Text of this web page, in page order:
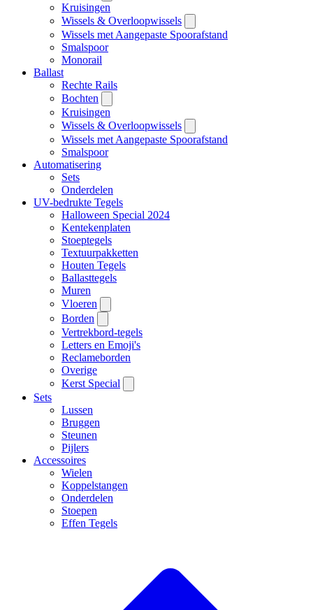
Kruisingen
Wissels & Overloopwissels
Wissels met Aangepaste Spoorafstand
Smalspoor
Monorail
Ballast
Rechte Rails
Bochten
Kruisingen
Wissels & Overloopwissels
Wissels met Aangepaste Spoorafstand
Smalspoor
Automatisering
Sets
Onderdelen
UV-bedrukte Tegels
Halloween Special 2024
Kentekenplaten
Stoeptegels
Textuurpakketten
Houten Tegels
Ballasttegels
Muren
Vloeren
Borden
Vertrekbord-tegels
Letters en Emoji's
Reclameborden
Overige
Kerst Special
Sets
Lussen
Bruggen
Steunen
Pijlers
Accessoires
Wielen
Koppelstangen
Onderdelen
Stoepen
Effen Tegels